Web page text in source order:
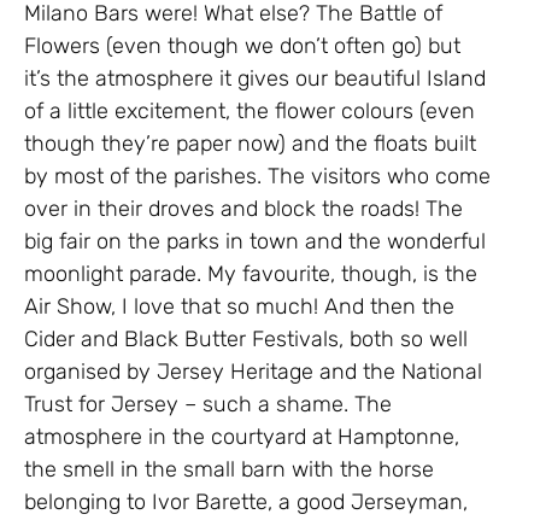
Milano Bars were! What else? The Battle of
Flowers (even though we don’t often go) but
it’s the atmosphere it gives our beautiful Island
of a little excitement, the flower colours (even
though they’re paper now) and the floats built
by most of the parishes. The visitors who come
over in their droves and block the roads! The
big fair on the parks in town and the wonderful
moonlight parade. My favourite, though, is the
Air Show, I love that so much! And then the
Cider and Black Butter Festivals, both so well
organised by Jersey Heritage and the National
Trust for Jersey – such a shame. The
atmosphere in the courtyard at Hamptonne,
the smell in the small barn with the horse
belonging to Ivor Barette, a good Jerseyman,